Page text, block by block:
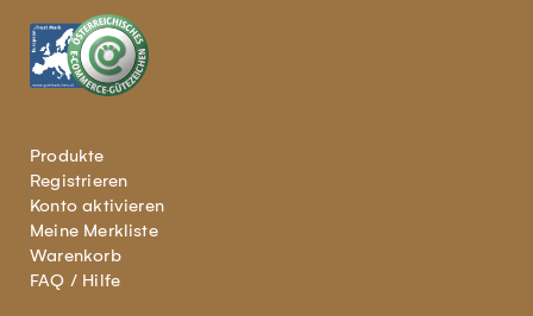
Produkte
Registrieren
Konto aktivieren
Meine Merkliste
Warenkorb
FAQ / Hilfe